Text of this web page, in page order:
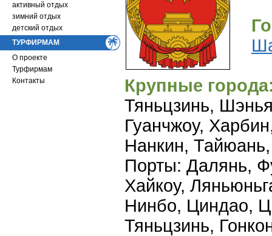
активный отдых
зимний отдых
детский отдых
ТУРФИРМАМ
О проекте
Турфирмам
Контакты
Крупные
Тяньцзинь,
Гуанчжоу,
Нанкин,
Порты: Далянь,
Хайкоу,
Нинбо, Циндао,
Тяньцзинь,